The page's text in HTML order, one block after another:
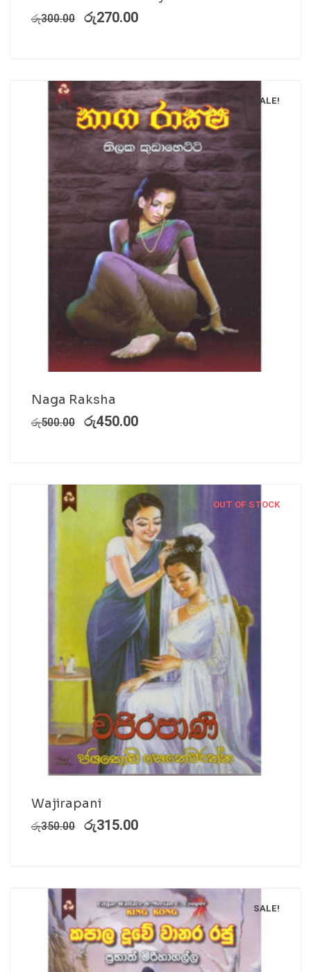
රු300.00 රු270.00
SALE!
Naga Raksha
රු500.00 රු450.00
OUT OF STOCK
Wajirapani
රු350.00 රු315.00
SALE!